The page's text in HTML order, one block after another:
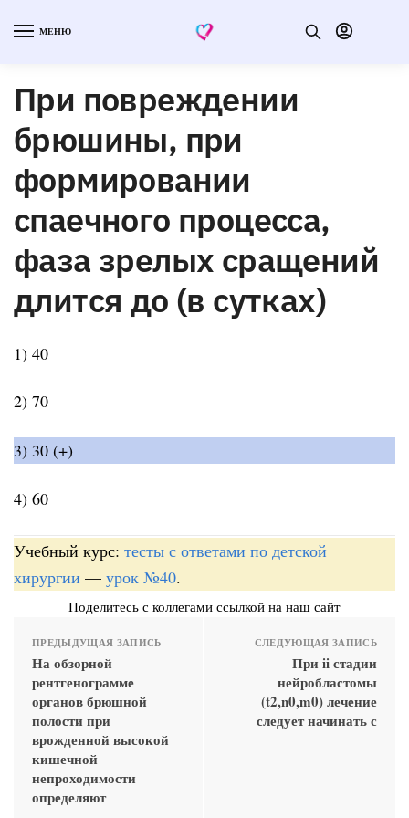
МЕНЮ
При повреждении
брюшины, при
формировании
спаечного процесса,
фаза зрелых сращений
длится до (в сутках)
1) 40
2) 70
3) 30 (+)
4) 60
Учебный курс: тесты с ответами по детской
хирургии — урок №40.
Поделитесь с коллегами ссылкой на наш сайт
ПРЕДЫДУЩАЯ ЗАПИСЬ
На обзорной
рентгенограмме
органов брюшной
полости при
врожденной высокой
кишечной
непроходимости
определяют
СЛЕДУЮЩАЯ ЗАПИСЬ
При ii стадии
нейробластомы
(t2,n0,m0) лечение
следует начинать с